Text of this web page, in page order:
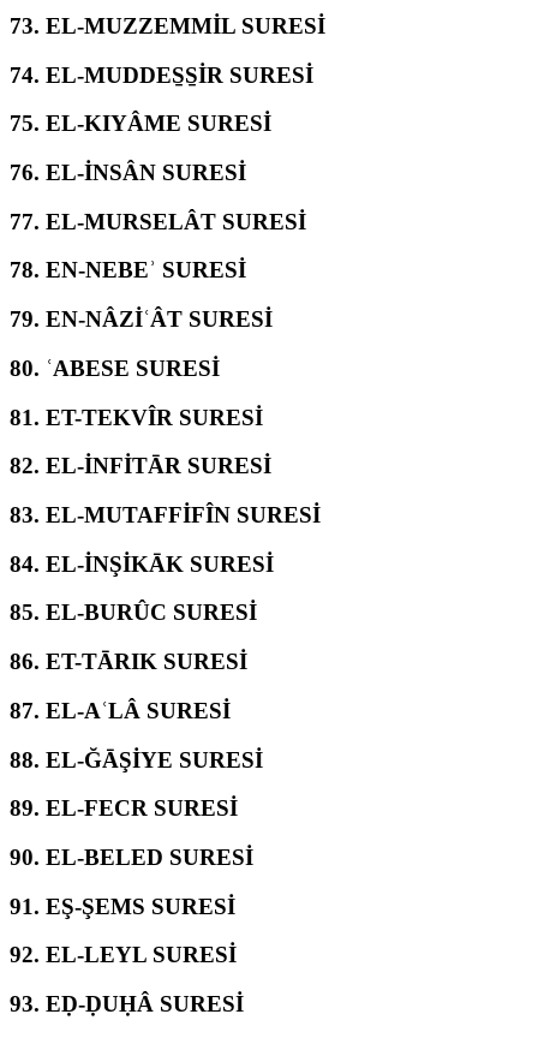
73. EL-MUZZEMMİL SURESİ
74. EL-MUDDES̱S̱İR SURESİ
75. EL-KIYÂME SURESİ
76. EL-İNSÂN SURESİ
77. EL-MURSELÂT SURESİ
78. EN-NEBEʾ SURESİ
79. EN-NÂZİʿÂT SURESİ
80. ʿABESE SURESİ
81. ET-TEKVÎR SURESİ
82. EL-İNFİTĀR SURESİ
83. EL-MUTAFFİFÎN SURESİ
84. EL-İNŞİKĀK SURESİ
85. EL-BURÛC SURESİ
86. ET-TĀRIK SURESİ
87. EL-AʿLÂ SURESİ
88. EL-ĞĀŞİYE SURESİ
89. EL-FECR SURESİ
90. EL-BELED SURESİ
91. EŞ-ŞEMS SURESİ
92. EL-LEYL SURESİ
93. EḌ-ḌUḤÂ SURESİ